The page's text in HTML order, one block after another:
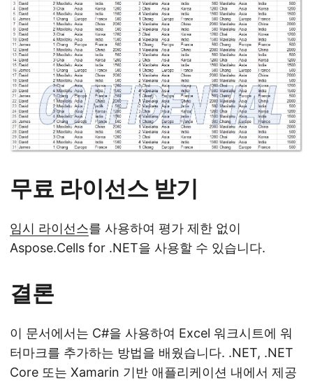
무료 라이선스 받기
임시 라이선스를 사용하여 평가 제한 없이
Aspose.Cells for .NET을 사용할 수 있습니다.
결론
이 문서에서는 C#을 사용하여 Excel 워크시트에 워
터마크를 추가하는 방법을 배웠습니다. .NET, .NET
Core 또는 Xamarin 기반 애플리케이션 내에서 제공